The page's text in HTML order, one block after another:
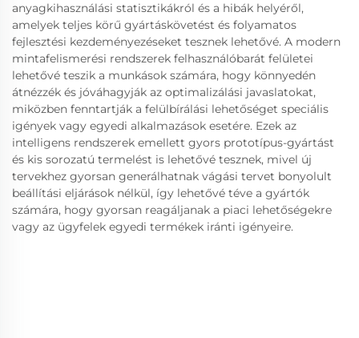
anyagkihasználási statisztikákról és a hibák helyéről,
amelyek teljes körű gyártáskövetést és folyamatos
fejlesztési kezdeményezéseket tesznek lehetővé. A modern
mintafelismerési rendszerek felhasználóbarát felületei
lehetővé teszik a munkások számára, hogy könnyedén
átnézzék és jóváhagyják az optimalizálási javaslatokat,
miközben fenntartják a felülbírálási lehetőséget speciális
igények vagy egyedi alkalmazások esetére. Ezek az
intelligens rendszerek emellett gyors prototípus-gyártást
és kis sorozatú termelést is lehetővé tesznek, mivel új
tervekhez gyorsan generálhatnak vágási tervet bonyolult
beállítási eljárások nélkül, így lehetővé téve a gyártók
számára, hogy gyorsan reagáljanak a piaci lehetőségekre
vagy az ügyfelek egyedi termékek iránti igényeire.